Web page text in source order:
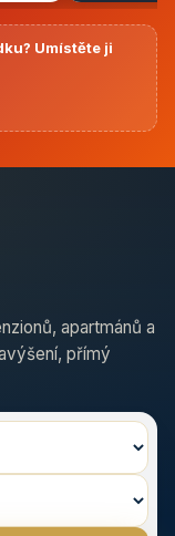
Umístěte ji
apartmánů a
přímý